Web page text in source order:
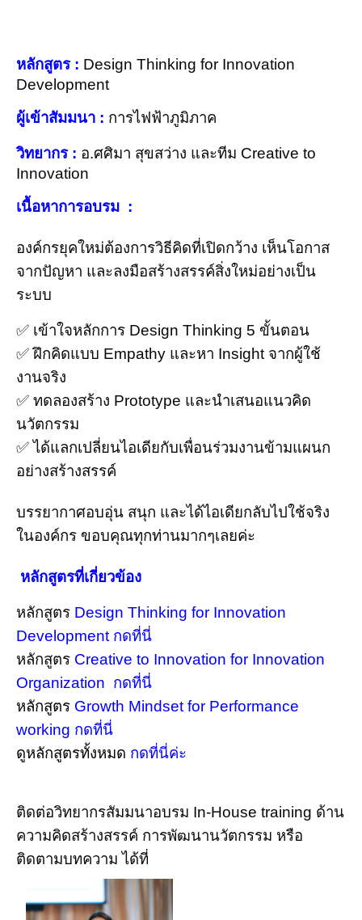
หลักสูตร : Design Thinking for Innovation
Development
ผู้เข้าสัมมนา : การไฟฟ้าภูมิภาค
วิทยากร : อ.ศศิมา สุขสว่าง และทีม Creative to
Innovation
เนื้อหาการอบรม :
องค์กรยุคใหม่ต้องการวิธีคิดที่เปิดกว้าง เห็นโอกาส
จากปัญหา และลงมือสร้างสรรค์สิ่งใหม่อย่างเป็น
ระบบ
✅ เข้าใจหลักการ Design Thinking 5 ขั้นตอน
✅ ฝึกคิดแบบ Empathy และหา Insight จากผู้ใช้
งานจริง
✅ ทดลองสร้าง Prototype และนำเสนอแนวคิด
นวัตกรรม
✅ ได้แลกเปลี่ยนไอเดียกับเพื่อนร่วมงานข้ามแผนก
อย่างสร้างสรรค์
บรรยากาศอบอุ่น สนุก และได้ไอเดียกลับไปใช้จริง
ในองค์กร ขอบคุณทุกท่านมากๆเลยค่ะ
หลักสูตรที่เกี่ยวข้อง
หลักสูตร Design Thinking for Innovation
Development กดที่นี่
หลักสูตร Creative to Innovation for Innovation
Organization กดที่นี่
หลักสูตร Growth Mindset for Performance
working กดที่นี่
ดูหลักสูตรทั้งหมด กดที่นี่ค่ะ
ติดต่อวิทยากรสัมมนาอบรม In-House training ด้าน
ความคิดสร้างสรรค์ การพัฒนานวัตกรรม หรือ
ติดตามบทความ ได้ที่